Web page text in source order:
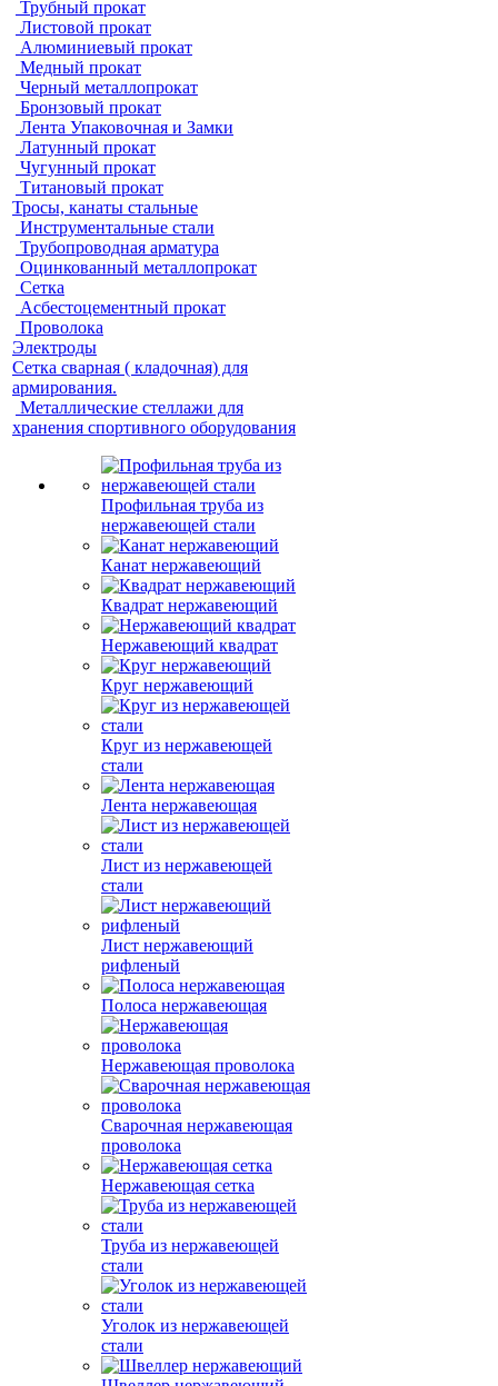
Трубный прокат
Листовой прокат
Алюминиевый прокат
Медный прокат
Черный металлопрокат
Бронзовый прокат
Лента Упаковочная и Замки
Латунный прокат
Чугунный прокат
Титановый прокат
Тросы, канаты стальные
Инструментальные стали
Трубопроводная арматура
Оцинкованный металлопрокат
Сетка
Асбестоцементный прокат
Проволока
Электроды
Сетка сварная ( кладочная) для
армирования.
Металлические стеллажи для
хранения спортивного оборудования
Профильная труба из
нержавеющей стали
Канат нержавеющий
Квадрат нержавеющий
Нержавеющий квадрат
Круг нержавеющий
Круг из нержавеющей
стали
Лента нержавеющая
Лист из нержавеющей
стали
Лист нержавеющий
рифленый
Полоса нержавеющая
Нержавеющая проволока
Сварочная нержавеющая
проволока
Нержавеющая сетка
Труба из нержавеющей
стали
Уголок из нержавеющей
стали